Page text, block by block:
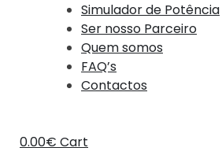
Simulador de Potência
Ser nosso Parceiro
Quem somos
FAQ’s
Contactos
0.00€ Cart